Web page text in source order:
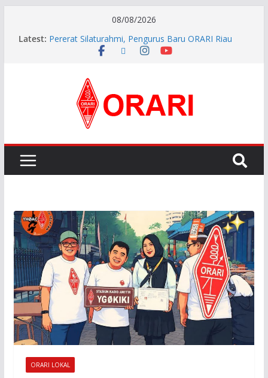
08/08/2026
Latest: Perkokoh Sinergi Amatir Radio, Ketua Orari Daerah
Riau Beserta Jajaran Hadiri Muslok III Bengkalis
Pererat Silaturahmi, Pengurus Baru ORARI Riau
INDONESIA AWARD 2026
APG27-3 ( The 3rd Meeting of the APT Conference
Preparatory Group for WRC-27 )
Aftiyedi Dalimunthe (YC5NNF) Resmi Pimpin ORARI
Lokal Bengkalis 2026–2029, Dikukuhkan Langsung
Ketua Orari Daerah Riau
ORARI LOKAL